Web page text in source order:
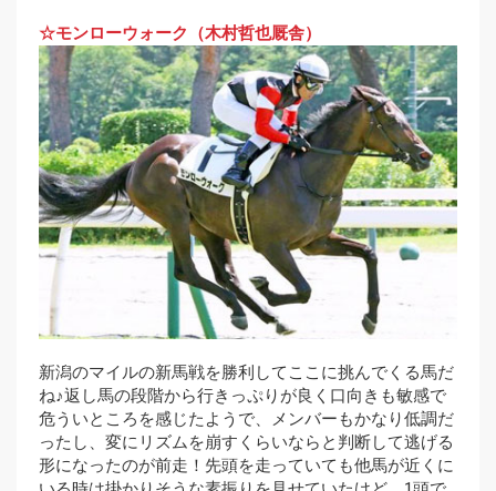
☆モンローウォーク（木村哲也厩舎）
新潟のマイルの新馬戦を勝利してここに挑んでくる馬だ
ね♪返し馬の段階から行きっぷりが良く口向きも敏感で
危ういところを感じたようで、メンバーもかなり低調だ
ったし、変にリズムを崩すくらいならと判断して逃げる
形になったのが前走！先頭を走っていても他馬が近くに